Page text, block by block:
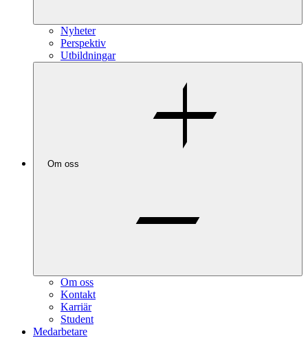
Nyheter
Perspektiv
Utbildningar
Om oss
Om oss
Kontakt
Karriär
Student
Medarbetare